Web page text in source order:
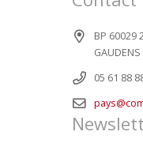
BP 60029
05 61 88